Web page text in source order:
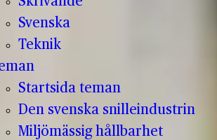
Svenska
Teknik
Startsida teman
Den svenska snilleindustrin
Miljömässig hållbarhet